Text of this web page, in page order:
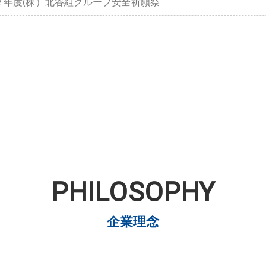
年度(株）北谷組グループ安全祈願祭
PHILOSOPHY
企業理念